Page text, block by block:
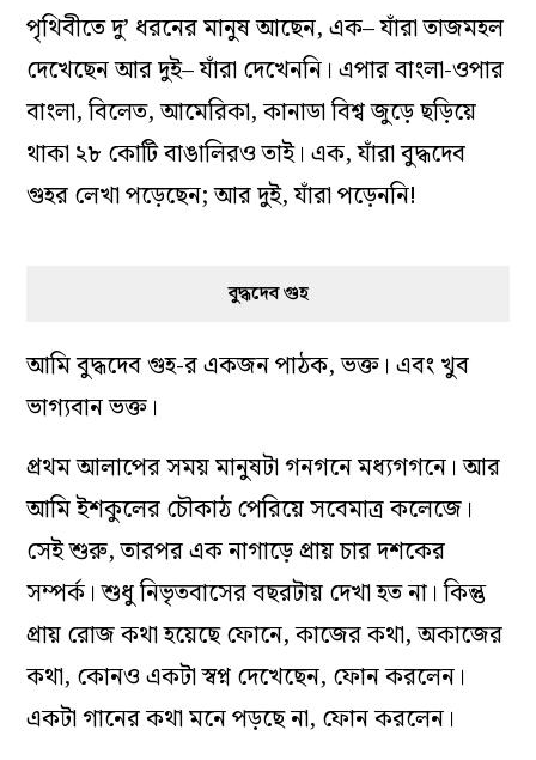
পৃথিবীতে দু’ ধরনের মানুষ আছেন, এক– যাঁরা তাজমহল
দেখেছেন আর দুই– যাঁরা দেখেননি। এপার বাংলা-ওপার
বাংলা, বিলেত, আমেরিকা, কানাডা বিশ্ব জুড়ে ছড়িয়ে
থাকা ২৮ কোটি বাঙালিরও তাই। এক, যাঁরা বুদ্ধদেব
গুহর লেখা পড়েছেন; আর দুই, যাঁরা পড়েননি!
বুদ্ধদেব গুহ
আমি বুদ্ধদেব গুহ-র একজন পাঠক, ভক্ত। এবং খুব
ভাগ্যবান ভক্ত।
প্রথম আলাপের সময় মানুষটা গনগনে মধ্যগগনে। আর
আমি ইশকুলের চৌকাঠ পেরিয়ে সবেমাত্র কলেজে।
সেই শুরু, তারপর এক নাগাড়ে প্রায় চার দশকের
সম্পর্ক। শুধু নিভৃতবাসের বছরটায় দেখা হত না। কিন্তু
প্রায় রোজ কথা হয়েছে ফোনে, কাজের কথা, অকাজের
কথা, কোনও একটা স্বপ্ন দেখেছেন, ফোন করলেন।
একটা গানের কথা মনে পড়ছে না, ফোন করলেন।